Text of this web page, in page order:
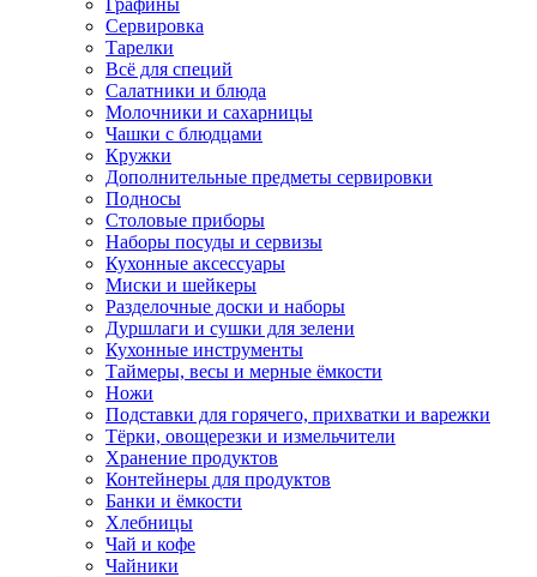
Графины
Сервировка
Тарелки
Всё для специй
Салатники и блюда
Молочники и сахарницы
Чашки с блюдцами
Кружки
Дополнительные предметы сервировки
Подносы
Столовые приборы
Наборы посуды и сервизы
Кухонные аксессуары
Миски и шейкеры
Разделочные доски и наборы
Дуршлаги и сушки для зелени
Кухонные инструменты
Таймеры, весы и мерные ёмкости
Ножи
Подставки для горячего, прихватки и варежки
Тёрки, овощерезки и измельчители
Хранение продуктов
Контейнеры для продуктов
Банки и ёмкости
Хлебницы
Чай и кофе
Чайники